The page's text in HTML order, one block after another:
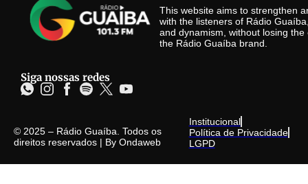
This website aims to strengthen
with the listeners of Rádio
and dynamism, without losing
the Rádio Guaíba brand.
Siga nossas redes
© 2025 – Rádio Guaíba. Todos os
direitos reservados | By Ondaweb
Institucional
Política de Privacidade
LGPD